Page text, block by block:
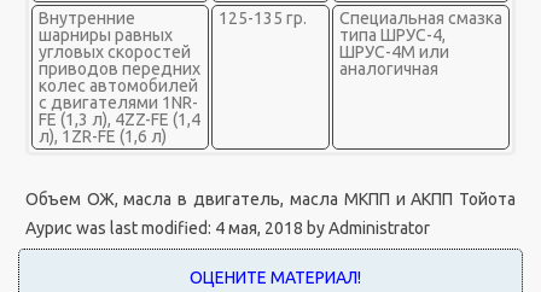
Внутренние
шарниры равных
угловых скоростей
приводов передних
колес автомобилей
с двигателями 1NR-
FE (1,3 л), 4ZZ-FE (1,4
л), 1ZR-FE (1,6 л)
125-135 гр.
Специальная смазка
типа ШРУС-4,
ШРУС-4М или
аналогичная
Объем ОЖ, масла в двигатель, масла МКПП и АКПП Тойота
Аурис was last modified: 4 мая, 2018 byAdministrator